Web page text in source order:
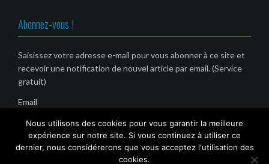
Abonnez-vous !
Saisissez votre adresse e-mail pour vous abonner à ce site et
recevoir une notification de nouvel article par email. (Service
gratuit)
Email
Nous utilisons des cookies pour vous garantir la meilleure
expérience sur notre site. Si vous continuez à utiliser ce
dernier, nous considérerons que vous acceptez l'utilisation des
cookies.